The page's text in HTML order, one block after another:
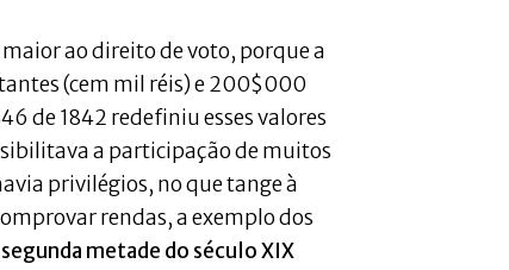
ao direito de voto, porque a
(cem mil réis) e 200$000
de 1842 redefiniu esses valores
a participação de muitos
privilégios, no que tange à
rendas, a exemplo dos
metade do século XIX